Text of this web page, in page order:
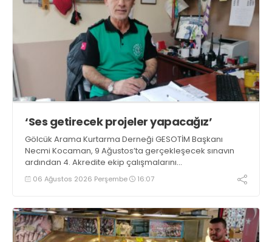
‘Ses getirecek projeler yapacağız’
Gölcük Arama Kurtarma Derneği GESOTİM Başkanı
Necmi Kocaman, 9 Ağustos’ta gerçekleşecek sınavın
ardından 4. Akredite ekip çalışmalarını
tamamlayacaklarını ifade ederek açıklamalarda
bulundu. Kocaman, “Gölcük’te ve Kocaeli genelinde ses
06 Ağustos 2026 Perşembe 16:07